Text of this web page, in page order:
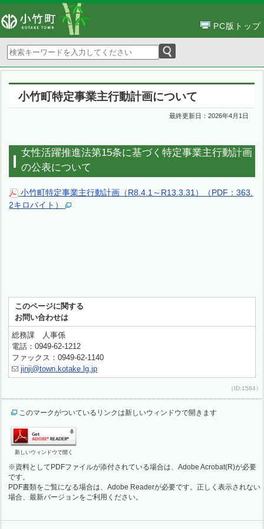
PC版トップ
小竹町特定事業主行動計画について
最終更新日：2026年4月1日
女性活躍推進法第15条に基づく特定事業主行動計画
の公表について
小竹町特定事業主行動計画（R8.4.1～R13.3.31）（PDF：363.
2キロバイト）
このページに関する
お問い合わせは
総務課 人事係
電話：0949-62-1212
ファックス：0949-62-1140
jinji@town.kotake.lg.jp
（ID:1584）
このマークがついているリンクは新しいウィンドウで開きます
新しいウィンドウで開く
※資料としてPDFファイルが添付されている場合は、Adobe Acrobat(R)が必要
です。
PDF書類をご覧になる場合は、Adobe Readerが必要です。正しく表示されない
場合、最新バージョンをご利用ください。